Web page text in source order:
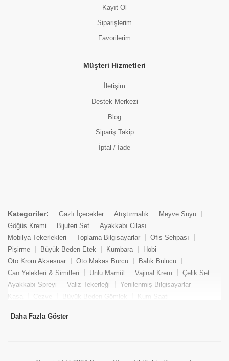
Kayıt Ol
Siparişlerim
Favorilerim
Müşteri Hizmetleri
İletişim
Destek Merkezi
Blog
Sipariş Takip
İptal / İade
Kategoriler: Gazlı İçecekler Atıştırmalık
Meyve Suyu
Göğüs Kremi
Bijuteri Set
Ayakkabı Cilası
Mobilya Tekerlekleri
Toplama Bilgisayarlar
Ofis Sehpası
Pişirme
Büyük Beden Etek Kumbara
Hobi
Oto Krom Aksesuar
Oto Makas Burcu
Balık Bulucu
Can Yelekleri & Simitleri
Unlu Mamül Vajinal Krem
Çelik Set
Ayakkabı Spreyi
Valiz Tekerleği
Yenilenmiş Bilgisayarlar
Kasa
Cezve Büyük Beden Gömlek
Kum Saati
Tekne Bağlama & Demirleme
Daha Fazla Göster